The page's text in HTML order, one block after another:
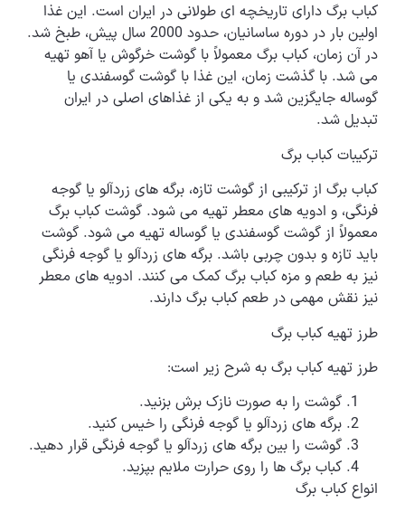
کباب برگ دارای تاریخچه ای طولانی در ایران است. این غذا
اولین بار در دوره ساسانیان، حدود 2000 سال پیش، طبخ شد.
در آن زمان، کباب برگ معمولاً با گوشت خرگوش یا آهو تهیه
می شد. با گذشت زمان، این غذا با گوشت گوسفندی یا
گوساله جایگزین شد و به یکی از غذاهای اصلی در ایران
تبدیل شد.
ترکیبات کباب برگ
کباب برگ از ترکیبی از گوشت تازه، برگه های زردآلو یا گوجه
فرنگی، و ادویه های معطر تهیه می شود. گوشت کباب برگ
معمولاً از گوشت گوسفندی یا گوساله تهیه می شود. گوشت
باید تازه و بدون چربی باشد. برگه های زردآلو یا گوجه فرنگی
نیز به طعم و مزه کباب برگ کمک می کنند. ادویه های معطر
نیز نقش مهمی در طعم کباب برگ دارند.
طرز تهیه کباب برگ
طرز تهیه کباب برگ به شرح زیر است:
گوشت را به صورت نازک برش بزنید.
برگه های زردآلو یا گوجه فرنگی را خیس کنید.
گوشت را بین برگه های زردآلو یا گوجه فرنگی قرار دهید.
کباب برگ ها را روی حرارت ملایم بپزید.
انواع کباب برگ